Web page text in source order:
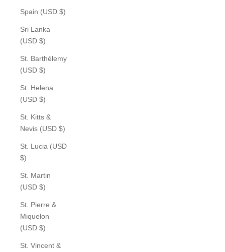
Spain (USD $)
Sri Lanka
(USD $)
St. Barthélemy
(USD $)
St. Helena
(USD $)
St. Kitts &
Nevis (USD $)
St. Lucia (USD
$)
St. Martin
(USD $)
St. Pierre &
Miquelon
(USD $)
St. Vincent &